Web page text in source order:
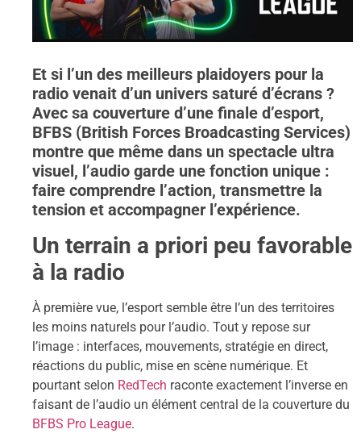
Et si l’un des meilleurs plaidoyers pour la
radio venait d’un univers saturé d’écrans ?
Avec sa couverture d’une finale d’esport,
BFBS (British Forces Broadcasting Services)
montre que même dans un spectacle ultra
visuel, l’audio garde une fonction unique :
faire comprendre l’action, transmettre la
tension et accompagner l’expérience.
Un terrain a priori peu favorable
à la radio
À première vue, l’esport semble être l’un des territoires
les moins naturels pour l’audio. Tout y repose sur
l’image : interfaces, mouvements, stratégie en direct,
réactions du public, mise en scène numérique. Et
pourtant selon RedTech raconte exactement l’inverse en
faisant de l’audio un élément central de la couverture du
BFBS Pro League.